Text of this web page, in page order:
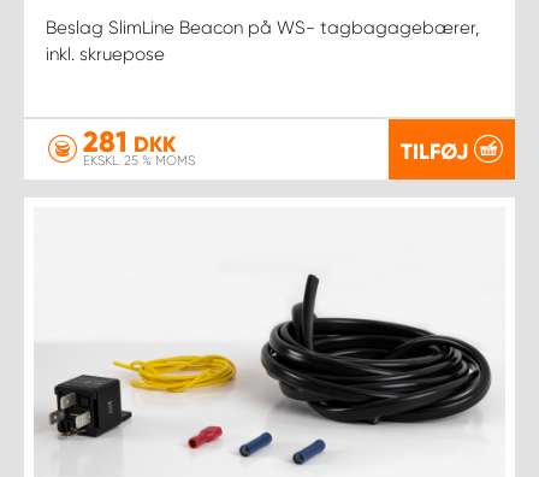
Beslag SlimLine Beacon på WS- tagbagagebærer,
inkl. skruepose
281 DKK
EKSKL. 25 % MOMS TILFØJ